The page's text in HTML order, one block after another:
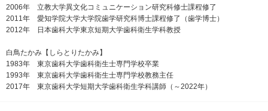
2006年 立教大学異文化コミュニケーション研究科修士課程修了
2011年 愛知学院大学大学院歯学研究科博士課程修了（歯学博士）
2012年 日本歯科大学東京短期大学歯科衛生学科教授
白鳥たかみ【しらとりたかみ】
1983年 東京歯科大学歯科衛生士専門学校卒業
1993年 東京歯科大学歯科衛生士専門学校教務主任
2017年 東京歯科大学短期大学歯科衛生学科講師（～2022年）